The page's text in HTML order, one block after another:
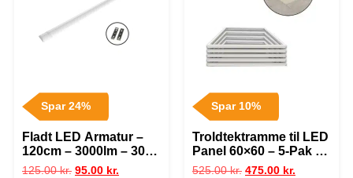
Spar 24%
Fladt LED Armatur –
120cm – 3000lm – 30W
– 6400K – VIGA – IP40
125.00kr. 95.00 kr.
Spar 10%
Troldtektramme til LED
Panel 60×60 – 5-Pak –
25mm – Perfect Fit –
525.00kr. 475.00 kr.